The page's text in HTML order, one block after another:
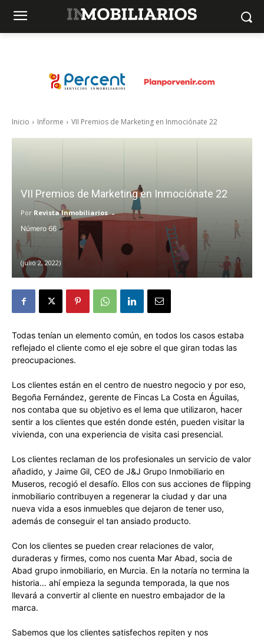
Inicio Informe VII Premios de Marketing en Inmociónate 22
VII Premios de Marketing en Inmociónate 22
Por Revista Inmobiliarios -
66
julio 2, 2022
Todas tenían un elemento común, en todos los casos estaba
reflejado el cliente como el eje sobre el que giran todas las
preocupaciones.
Los clientes están en el centro de nuestro negocio y por eso,
Begoña Fernández, gerente de Fincas La Costa en Águilas,
nos contaba que su objetivo es el lema que utilizaron, hacer
sentir a los clientes que estén donde estén, pueden visitar la
vivienda, con una experiencia de visita casi presencial.
Los clientes reclaman de los profesionales un servicio de valor
añadido, y Jaime Gil, CEO de J&J Grupo Inmobiliario en
Museros, recogió el desafío. Ellos con sus acciones de flipping
inmobiliario contribuyen a regenerar la ciudad y dar una
nueva vida a esos inmuebles que dejaron de tener uso,
además de conseguir el tan ansiado producto.
Con los clientes se pueden crear relaciones de valor,
duraderas y firmes, como nos cuenta Mar Abad, socia de
Abad grupo inmobiliario, en Murcia. En la notaría no termina la
historia… ahí empieza la segunda temporada, la que nos
llevará a convertir al cliente en nuestro embajador de la
marca.
Sabemos que los clientes satisfechos repiten y nos